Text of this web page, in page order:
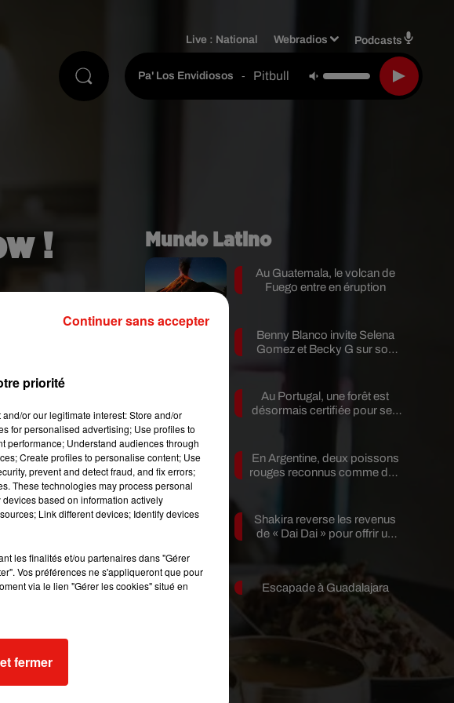
Live : National Webradios Podcasts
Pa' Los Envidiosos - Pitbull & Lenier
!
manquez pas la
édition. Il nous
riche. La
Mundo Latino
Au Guatemala, le volcan de
Fuego entre en éruption
Benny Blanco invite Selena
Gomez et Becky G sur son
Au Portugal, une forêt est
désormais certifiée pour ses
En Argentine, deux poissons
rouges reconnus comme des
Shakira reverse les revenus
de « Dai Dai » pour offrir un
Escapade à Guadalajara
priorité
or our legitimate interest: Store and/or
for personalised advertising; Use profiles to
performance; Understand audiences through
Create profiles to personalise content; Use
prevent and detect fraud, and fix errors;
These technologies may process personal
based on information actively
Link different devices; Identify devices
les finalités et/ou partenaires dans "Gérer
Vos préférences ne s'appliqueront que pour
via le lien "Gérer les cookies" situé en
fermer
Continuer sans accepter